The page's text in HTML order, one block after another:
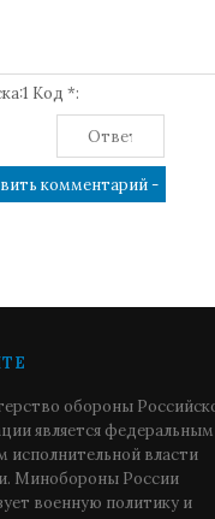
Код *:
обороны
является федеральным
исполнительной власти
Минобороны России
военную политику и